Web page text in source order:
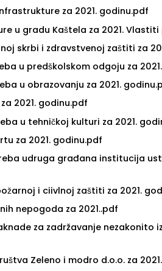
za 2021. godinu.pdf
u gradu Kaštela za 2021.
skrbi i zdravstvenoj zaštiti za
u predškolskom odgoju za
u obrazovanju za 2021.
2021. godinu.pdf
u tehničkoj kulturi za 2021.
za 2021. godinu.pdf
udruga građana institucija
i ciivlnoj zaštiti za 2021.
nepogoda za 2021..pdf
za zadržavanje nezakonito
Zeleno i modro d.o.o. za